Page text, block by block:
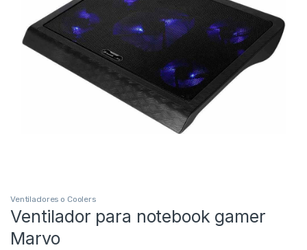
Ventiladores o Coolers
Ventilador para notebook gamer
Marvo